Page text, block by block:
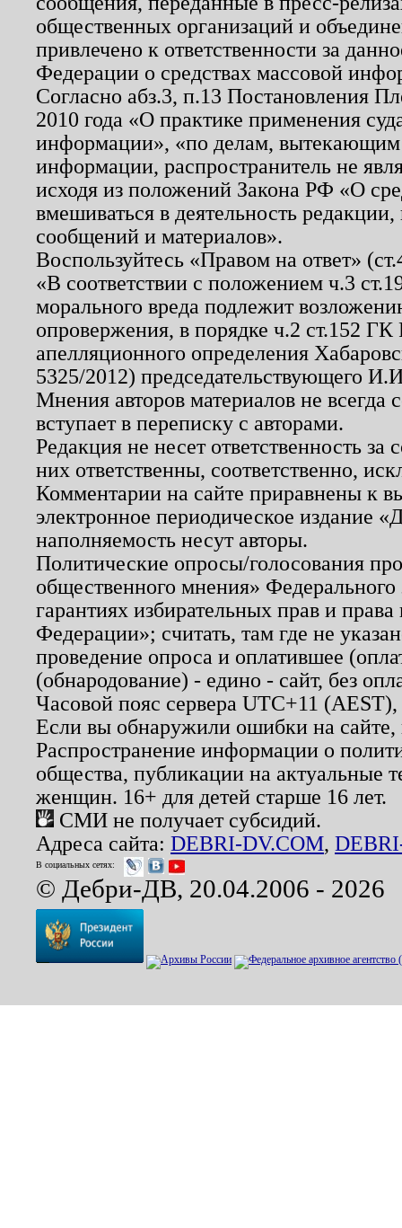
общественных организаций и
привлечено к ответственности за
Федерации о средствах массовой
Согласно абз.3, п.13 Постановления
2010 года «О практике применения
информации», «по делам, вытекающим
информации, распространитель не
исходя из положений Закона РФ «О
вмешиваться в деятельность
сообщений и материалов».
Воспользуйтесь «Правом на ответ»
«В соответствии с положением ч.3
морального вреда подлежит
опровержения, в порядке ч.2 ст.152
апелляционного определения
5325/2012) председательствующего
Мнения авторов материалов не
вступает в переписку с авторами.
Редакция не несет ответственность
них ответственны, соответственно,
Комментарии на сайте приравнены к
электронное периодическое издание
наполняемость несут авторы.
Политические опросы/голосования
общественного мнения»
гарантиях избирательных прав и
Федерации»; считать, там где не
проведение опроса и оплатившее
(обнародование) - едино - сайт, без
Часовой пояс сервера UTC+11
Если вы обнаружили ошибки на
Распространение информации о
общества, публикации на актуальные
женщин. 16+ для детей старше 16 лет.
СМИ не получает субсидий.
Адреса сайта: DEBRI-DV.COM,
В социальных сетях:
© Дебри-ДВ, 20.04.2006 - 2026